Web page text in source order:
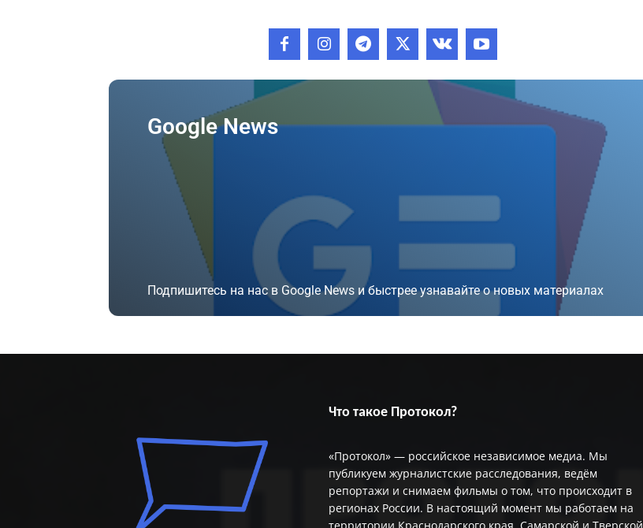
Google News
Подпишитесь на нас в Google News и быстрее узнавайте о новых материалах
Что такое Протокол?
«Протокол» — российское независимое медиа. Мы
публикуем журналистские расследования, ведём
репортажи и снимаем фильмы о том, что происходит в
регионах России. В настоящий момент мы работаем на